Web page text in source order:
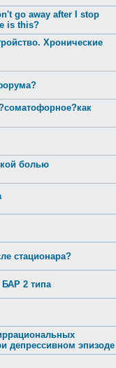
go away after I stop
is this?
Хронические
болью
стационара?
2 типа
депрессивном эпизоде